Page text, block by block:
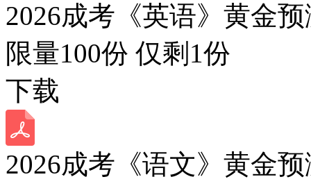
2026成考《英语》黄金
限量100份 仅剩 1份
下载
2026成考《语文》黄金